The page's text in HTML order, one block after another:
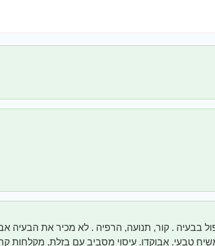
בבעיה . קור, תנועה, הרפיה . לא מכיר את הבעיה
טבעי. אבוקדו. עיסוי מסביב עם בזלת, מקלחות